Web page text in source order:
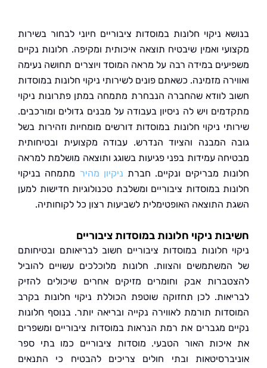
ניקוי חלונות במוסדות ציבוריים חיוני לבחור בשירות
ואמין שיבטיח תוצאה איכותית ומקיפה. חלונות נקיים
במידה רבה על מראה המוסד ויוצרים תחושה נעימה
מזמינה. כשאתם פונים לשירותי ניקוי חלונות במוסדות
לוודא שהחברה הנבחרת מתמחה במתן פתרונות ניקוי
ויש לה ניסיון בעבודה על מבנים גדולים ומורכבים.
ניקוי חלונות במוסדות דורשים מומחיות וזהירות בשל
המבנה והציוד הנדרש. עבודה מקצועית ובטיחותית
עמידות בפני פגיעות בשוגג ותוצאה מושלמת למראה
מבריקים ונקיים. חברתניקיון מהירמתמחה בניקוי
במוסדות ציבוריים ומשלבת טכנולוגיות חדישות למען
התוצאה האופטימלית לשביעות רצון כל לקוחותיה.
ניקוי חלונות במוסדות ציבוריים
חלונות במוסדות ציבוריים חשוב לבריאותם ובטיחותם
והצוות. חלונות מלוכלכים עשויים להוביל
אבק וחומרים מזיקים אחרים שיכולים להזיק
לכן תחזוקה שוטפת הכוללת ניקוי חלונות בקרב
תורמת לאווירה נקייה ובריאה יותר. בנוסף חלונות
מגברים את רמת הנראות במוסדות ציבוריים ומשפרים
האור הטבעי. מוסדות ציבוריים כמו בתי ספר
ובתי חולים צריכים להבטיח כי התנאים